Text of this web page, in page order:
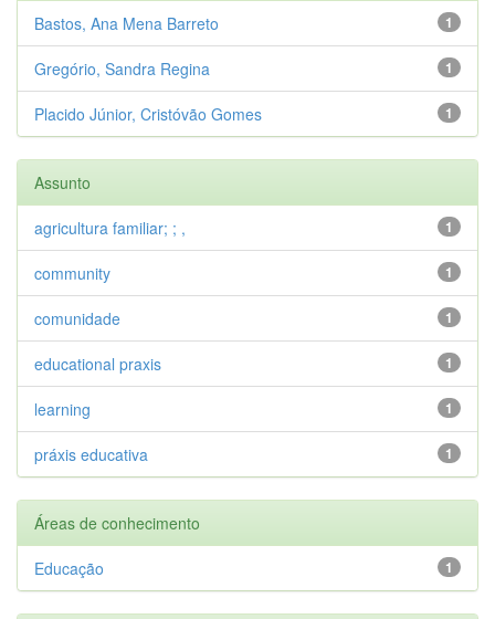
1
Bastos, Ana Mena Barreto
1
Gregório, Sandra Regina
1
Placido Júnior, Cristóvão Gomes
Assunto
1
agricultura familiar; ; ,
1
community
1
comunidade
1
educational praxis
1
learning
1
práxis educativa
Áreas de conhecimento
1
Educação